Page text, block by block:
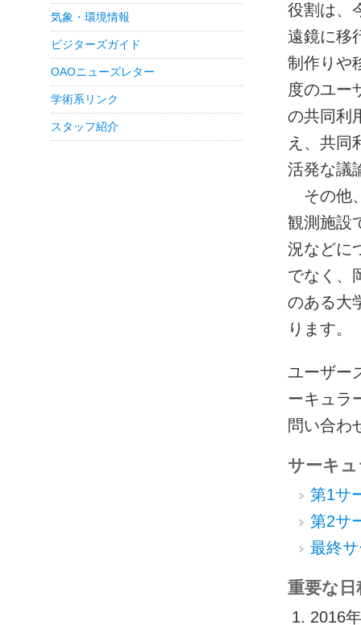
役割は、
遠鏡に移
制作りや
度のユー
の共同利
え、共同
活発な議
その他
観測施設
況などに
でなく、
のある大
ります。
ユーザー
ーキュラ
問い合わ
サーキ
第1サ
第2サ
最終
重要な日
2016
気象・環境情報
ビジターズガイド
OAOニューズレター
学術系リンク
スタッフ紹介